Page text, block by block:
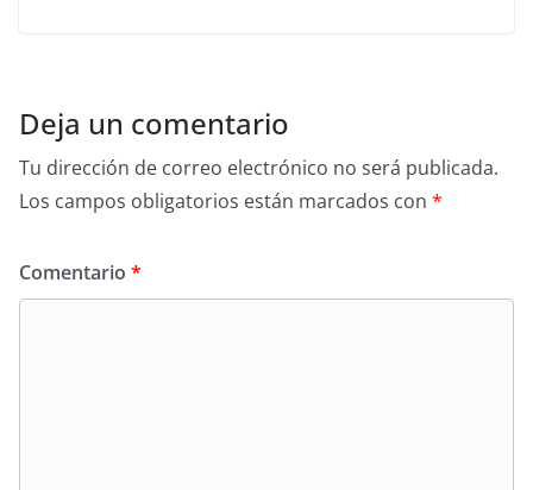
Deja un comentario
Tu dirección de correo electrónico no será publicada.
Los campos obligatorios están marcados con *
Comentario *